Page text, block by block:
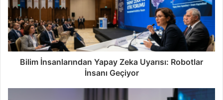
Bilim İnsanlarından Yapay Zeka Uyarısı: Robotlar
İnsanı Geçiyor